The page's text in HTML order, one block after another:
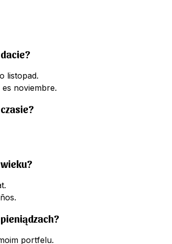
listopad.
noviembre.
portfelu.